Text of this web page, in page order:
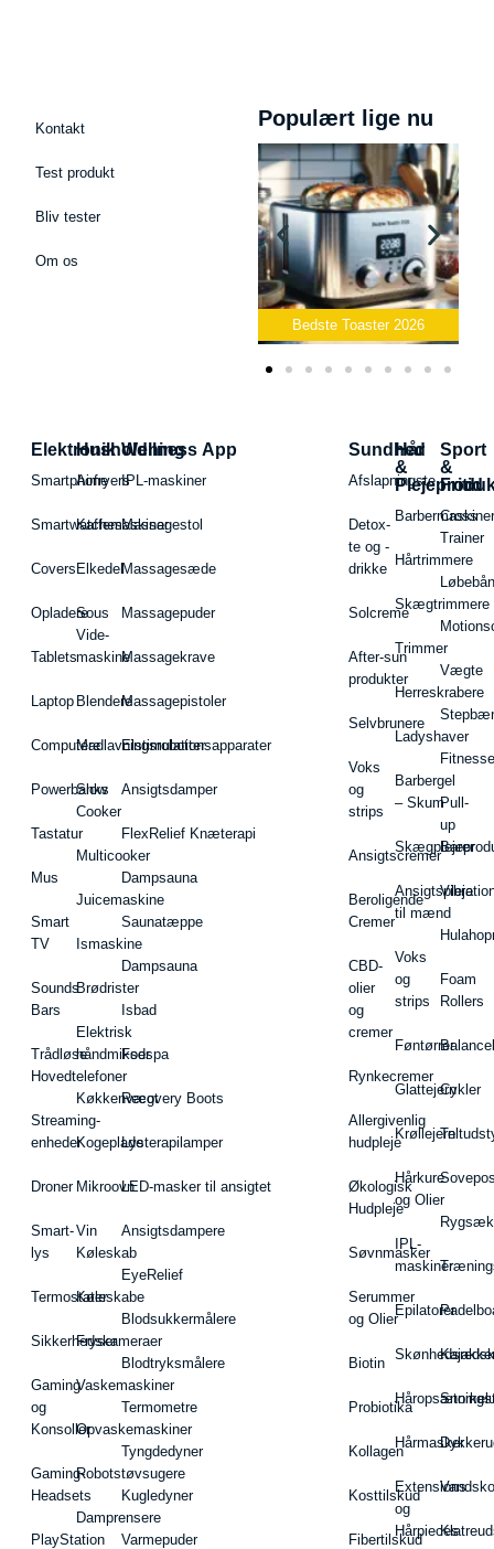
Kontakt
Test produkt
Bliv tester
Om os
Populært lige nu
Bedste Elkedel 2026
Elektronik
Smartphone
Smartwatches
Covers
Opladere
Tablets
Laptop
Computere
Powerbanks
Tastatur
Mus
Smart
TV
Sounds
Bars
Trådløse
Hovedtelefoner
Streaming-
enheder
Droner
Smart-
lys
Termostater
Sikkerhedskameraer
Gaming
og
Konsoller
Gaming-
Headsets
PlayStation
Husholdning
Airfryers
Kaffemaskiner
Elkedel
Sous
Vide-
maskine
Blendere
Madlavningsrobotter
Slow
Cooker
Multicooker
Juicemaskine
Ismaskine
Brødrister
Elektrisk
håndmikser
Køkkenvægt
Kogeplade
Mikroovn
Vin
Køleskab
Køleskabe
Fryser
Vaskemaskiner
Opvaskemaskiner
Robotstøvsugere
Damprensere
Wellness App
IPL-maskiner
Massagestol
Massagesæde
Massagepuder
Massagekrave
Massagepistoler
Elstimulationsapparater
Ansigtsdamper
FlexRelief Knæterapi
Dampsauna
Saunatæppe
Dampsauna
Isbad
Fodspa
Recovery Boots
Lysterapilamper
LED-masker til ansigtet
Ansigtsdampere
EyeRelief
Blodsukkermålere
Blodtryksmålere
Termometre
Tyngdedyner
Kugledyner
Varmepuder
Sundhed
Afslapningste
Detox-
te og -
drikke
Solcreme
After-sun
produkter
Selvbrunere
Voks
og
strips
Ansigtscremer
Beroligende
Cremer
CBD-
olier
og
cremer
Rynkecremer
Allergivenlig
hudpleje
Økologisk
Hudpleje
Søvnmasker
Serummer
og Olier
Biotin
Probiotika
Kollagen
Kosttilskud
Fibertilskud
Hår
&
Hårtrimmere
Skægtrimmere
Trimmer
Herreskrabere
Ladyshaver
Barbergel
– Skum
Ansigtspleje
til mænd
Voks
og
strips
Føntørrer
Glattejern
Krøllejern
Hårkure
og Olier
IPL-
maskiner
Epilatorer
Hårmasker
Extensions
og
Hårpieces
Sport
&
Fritid
Cross
Trainer
Vægte
Pull-
up
Barer
Foam
Rollers
Cykler
Vandsko